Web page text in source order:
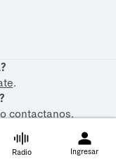
.
contactanos.
Radio Ingresar